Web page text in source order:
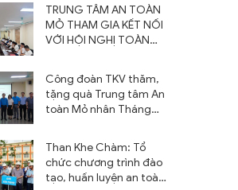
TRUNG TÂM AN TOÀN
MỎ THAM GIA KẾT NỐI
VỚI HỘI NGHỊ TOÀN
VÀ TRIỂN KHAI THỰC
HIỆN NGHỊ QUYẾT HỘI
NGHỊ LẦN THỨ BA BAN
ƯƠNG ĐẢNG KHÓA XIV
Công đoàn TKV thăm,
tặng quà Trung tâm An
toàn Mỏ nhân Tháng
hành động về An toàn
vệ sinh lao động năm
2026
Than Khe Chàm: Tổ
chức chương trình đào
tạo, huấn luyện an toàn